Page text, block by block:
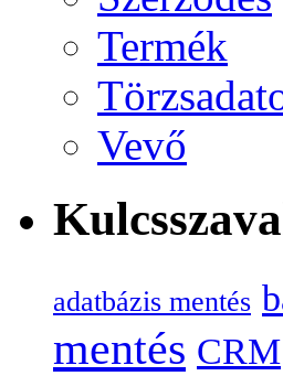
Termék
Vevő
adatbázis mentés
mentés CRM